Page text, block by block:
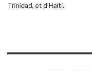
Trinidad, et d’Haïti.